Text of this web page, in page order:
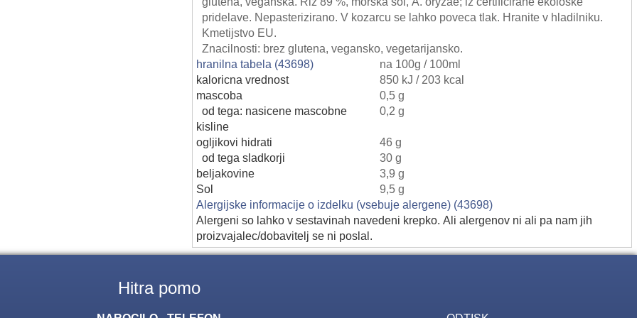
pridelave. Nepasterizirano. V kozarcu se lahko poveca tlak. Hranite v hladilniku.
Kmetijstvo EU.
Znacilnosti: brez glutena, vegansko, vegetarijansko.
hranilna tabela (43698)
na 100g / 100ml
kaloricna vrednost
850 kJ / 203 kcal
mascoba
0,5 g
od tega: nasicene mascobne
kisline
0,2 g
ogljikovi hidrati
46 g
od tega sladkorji
30 g
beljakovine
3,9 g
Sol
9,5 g
Alergijske informacije o izdelku (vsebuje alergene) (43698)
Alergeni so lahko v sestavinah navedeni krepko. Ali alergenov ni ali pa nam jih
proizvajalec/dobavitelj se ni poslal.
Hitra pomo